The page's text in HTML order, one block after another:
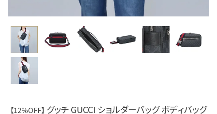
【12％OFF】 グッチ GUCCI ショルダーバッグ ボディバッグ